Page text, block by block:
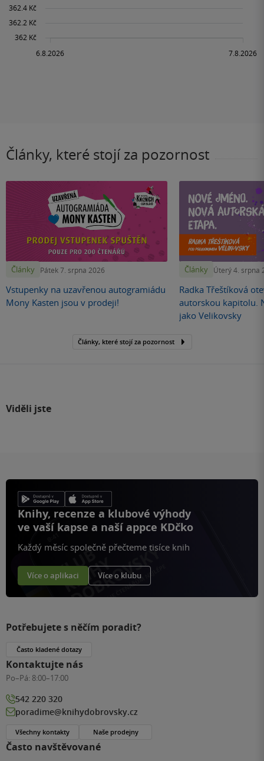
Články, které stojí za pozornost
Články Pátek 7. srpna 2026
Vstupenky na uzavřenou autogramiádu
Mony Kasten jsou v prodeji!
Články Úterý 4. srpna
Radka Třeštíková
autorskou kapitolu.
jako Velikovsky
Články, které stojí za pozornost
Viděli jste
Knihy, recenze a klubové výhody
ve vaší kapse a naší appce KDčko
Každý měsíc společně přečteme tisíce knih
Více o aplikaci Více o klubu
Často navštěvované
Potřebujete s něčím poradit?
Často kladené dotazy
Kontaktujte nás
Po–Pá: 8:00–17:00
542 220 320
poradime@knihydobrovsky.cz
Všechny kontakty Naše prodejny